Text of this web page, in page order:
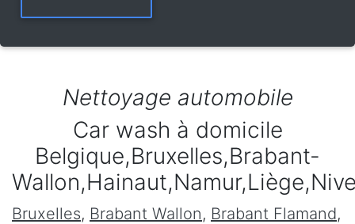
Nettoyage automobile
Car wash à domicile
Belgique,Bruxelles,Brabant-
Bruxelles, Brabant Wallon, Brabant Flamand,